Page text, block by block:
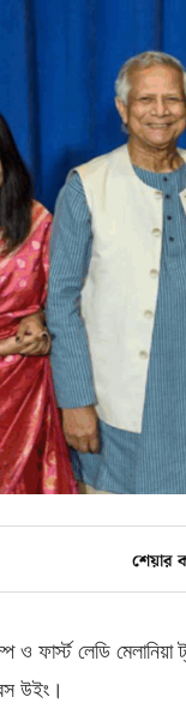
শেয়ার
ও ফার্স্ট লেডি
উইং।